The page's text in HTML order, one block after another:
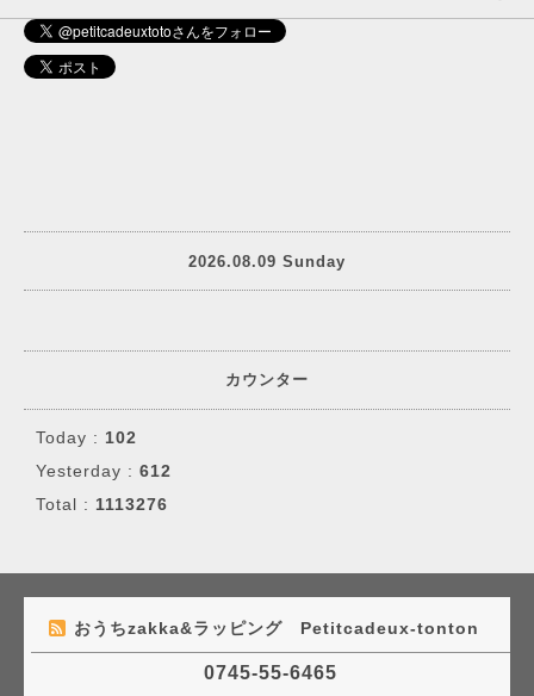
2026.08.09 Sunday
カウンター
Today : 102
Yesterday : 612
Total : 1113276
おうちzakka&ラッピング Petitcadeux-tonton
0745-55-6465